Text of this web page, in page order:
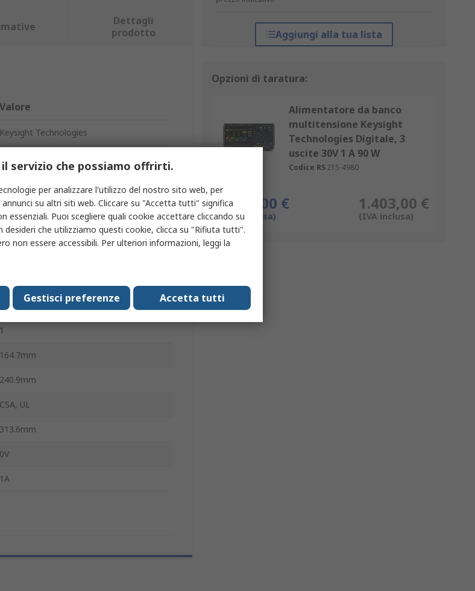
Aggiungi alla tua lista
Opzioni di taratura:
Alimentatore da banco
multitensione Keysight
Technologies Digitale, 3
uscite 30V 1 A 90 W
Codice RS215-4980
Unità
1.150,00 €
(IVA esclusa)
1.403,00 €
(IVA inclusa)
Dettagli
prodotto
Valore
Keysight Technologies
3
30V
Digitale
1
164.7mm
240.9mm
CSA, UL
313.6mm
0V
1A
servizio che possiamo offrirti.
per analizzare l'utilizzo del nostro sito web, per
su altri siti web. Cliccare su "Accetta tutti" significa
essenziali. Puoi scegliere quali cookie accettare cliccando su
desideri che utilizziamo questi cookie, clicca su "Rifiuta tutti".
non essere accessibili. Per ulteriori informazioni, leggi la
Accetta tutti
Gestisci preferenze